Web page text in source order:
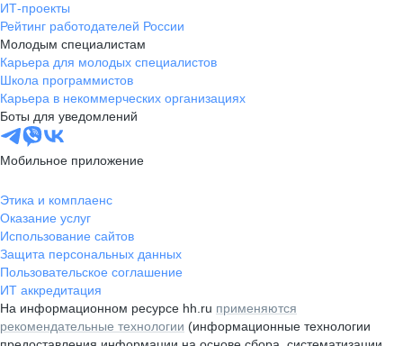
ИТ-проекты
Рейтинг работодателей России
Молодым специалистам
Карьера для молодых специалистов
Школа программистов
Карьера в некоммерческих организациях
Боты для уведомлений
Мобильное приложение
Этика и комплаенс
Оказание услуг
Использование сайтов
Защита персональных данных
Пользовательское соглашение
ИТ аккредитация
На информационном ресурсе hh.ru применяются
рекомендательные технологии (информационные технологии